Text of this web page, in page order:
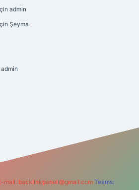
admin
Şeyma
admin
mail: backlinkpaneli@gmail.com Teams: